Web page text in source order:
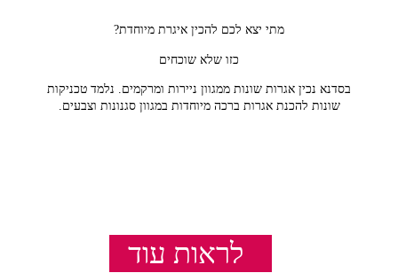
מתי יצא לכם להכין איגרת מיוחדת?
כזו שלא שוכחים
בסדנא נכין אגרות שונות ממגוון ניירות ומרקמים. נלמד טכניקות
שונות להכנת אגרות ברכה מיוחדות במגוון סגנונות וצבעים.
לראות עוד